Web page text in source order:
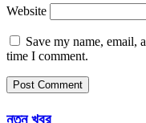
Website
Save my name, email,
time I comment.
নতুন খবর